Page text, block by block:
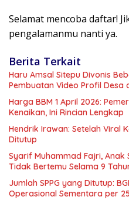
Selamat mencoba daftar!
pengalamanmu nanti ya.
Berita Terkait
Haru Amsal Sitepu Divonis
Pembuatan Video Profil Desa
Harga BBM 1 April 2026:
Kenaikan, Ini Rincian Lengkap
Hendrik Irawan: Setelah Viral
Ditutup
Syarif Muhammad Fajri, Anak
Tidak Bertemu Selama 9
Jumlah SPPG yang Ditutup:
Operasional Sementara per